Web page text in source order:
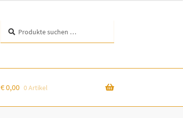
nach:
€0,00 0 Artikel